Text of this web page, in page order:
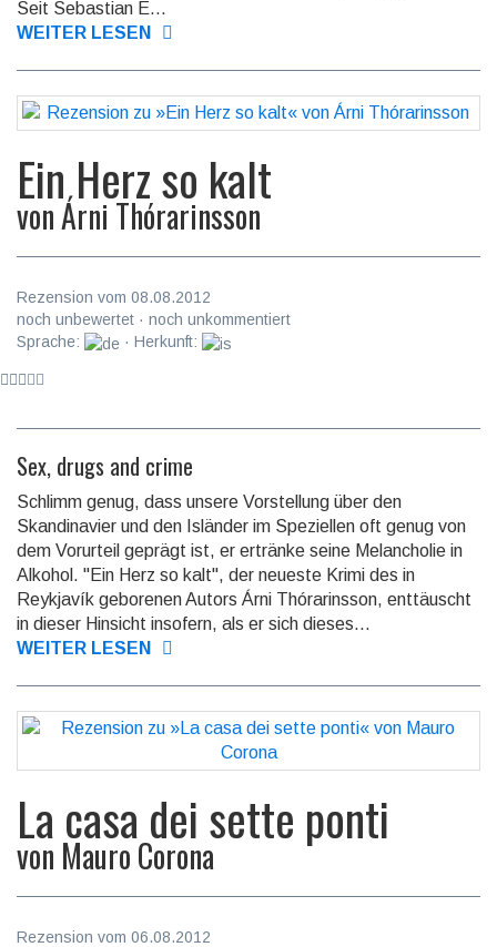
Seit Sebastian E...
WEITER LESEN
Ein Herz so kalt
vonÁrni Thórarinsson
Rezension vom 08.08.2012
noch unbewertet · noch unkommentiert
Sprache:
· Herkunft:
Sex, drugs and crime
Schlimm genug, dass unsere Vorstellung über den
Skandinavier und den Isländer im Speziellen oft genug von
dem Vorurteil geprägt ist, er ertränke seine Melancholie in
Alkohol. "Ein Herz so kalt", der neueste Krimi des in
Reykjavík geborenen Autors Árni Thórarinsson, enttäuscht
in dieser Hinsicht insofern, als er sich dieses...
WEITER LESEN
La casa dei sette ponti
von Mauro Corona
Rezension vom 06.08.2012